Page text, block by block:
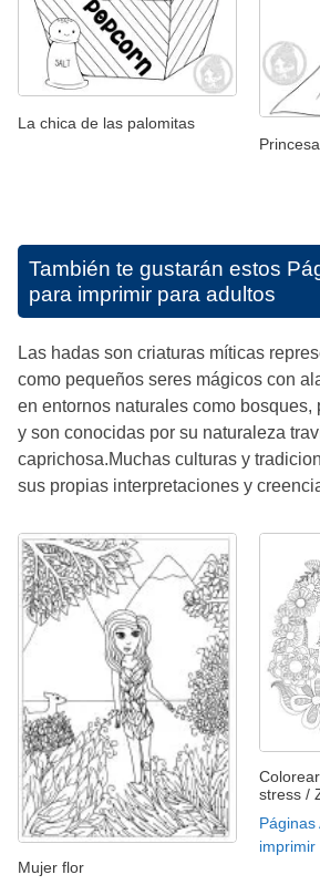
La chica de las palomitas
También te gustarán estos
para imprimir para adultos
Las hadas son criaturas míticas
como pequeños seres mágicos con
en entornos naturales como bosques,
y son conocidas por su naturaleza
caprichosa.Muchas culturas y
sus propias interpretaciones y
Mujer flor
stress /
imprimir